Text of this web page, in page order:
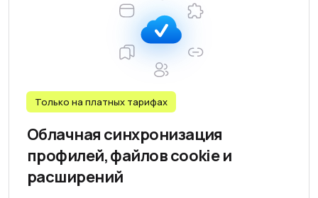
Только на платных тарифаx
Облачная синхронизация
профилей, файлов cookie и
расширений